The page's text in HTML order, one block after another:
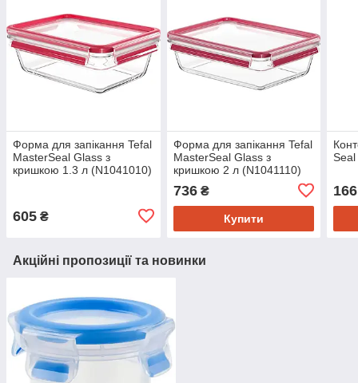
Форма для запікання Tefal
MasterSeal Glass з
кришкою 1.3 л (N1041010)
605 ₴
Форма для запікання Tefal
MasterSeal Glass з
кришкою 2 л (N1041110)
736₴
Купити
166
Акційні пропозиції та новинки